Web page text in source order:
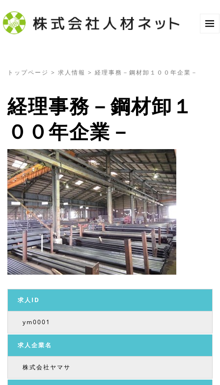
トップページ > 求人情報 > 経理事務－鋼材卸１００年企業－
経理事務－鋼材卸１
００年企業－
求人ID
ym0001
求人企業名
株式会社ヤマサ